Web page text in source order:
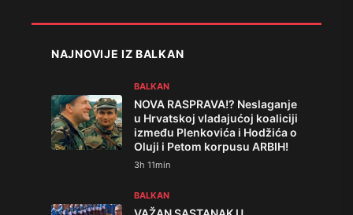
NAJNOVIJE IZ BALKAN
BALKAN
NOVA RASPRAVA!? Neslaganje
u Hrvatskoj vladajućoj koaliciji
između Plenkovića i Hodžića o
Oluji i Petom korpusu ARBIH!
3h 11min
BALKAN